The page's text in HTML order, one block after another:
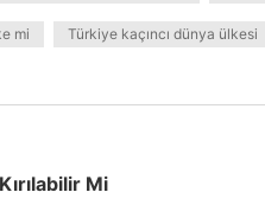
mi Türkiye kaçıncı dünya ülkesi
Mi